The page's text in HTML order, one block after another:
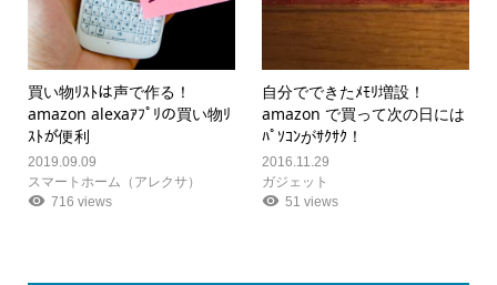
買い物ﾘｽﾄは声で作る！
amazon alexaｱﾌﾟﾘの買い物ﾘ
ｽﾄが便利
2019.09.09
スマートホーム（アレクサ）
716 views
自分でできたﾒﾓﾘ増設！
amazon で買って次の日には
ﾊﾟｿｺﾝがｻｸｻｸ！
2016.11.29
ガジェット
51 views